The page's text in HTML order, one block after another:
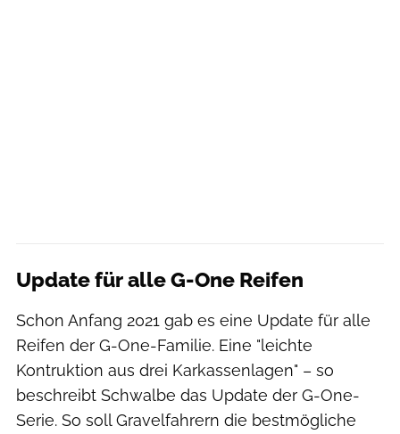
Update für alle G-One Reifen
Schon Anfang 2021 gab es eine Update für alle
Reifen der G-One-Familie. Eine "leichte
Kontruktion aus drei Karkassenlagen" – so
beschreibt Schwalbe das Update der G-One-
Serie. So soll Gravelfahrern die bestmögliche